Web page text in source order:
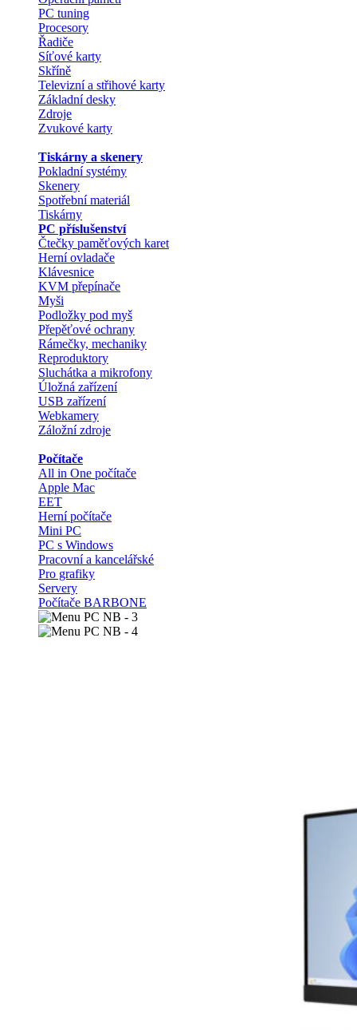
PC tuning
Procesory
Řadiče
Síťové karty
Skříně
Televizní a střihové karty
Základní desky
Zdroje
Zvukové karty
Tiskárny a skenery
Pokladní systémy
Skenery
Spotřební materiál
Tiskárny
PC příslušenství
Čtečky paměťových karet
Herní ovladače
Klávesnice
KVM přepínače
Myši
Podložky pod myš
Přepěťové ochrany
Rámečky, mechaniky
Reproduktory
Sluchátka a mikrofony
Úložná zařízení
USB zařízení
Webkamery
Záložní zdroje
Počítače
All in One počítače
Apple Mac
EET
Herní počítače
Mini PC
PC s Windows
Pracovní a kancelářské
Pro grafiky
Servery
Počítače BARBONE